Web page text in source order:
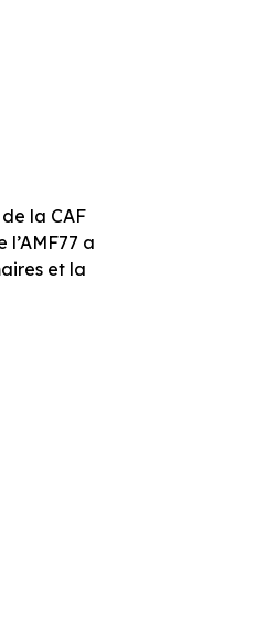
la CAF
a
et la